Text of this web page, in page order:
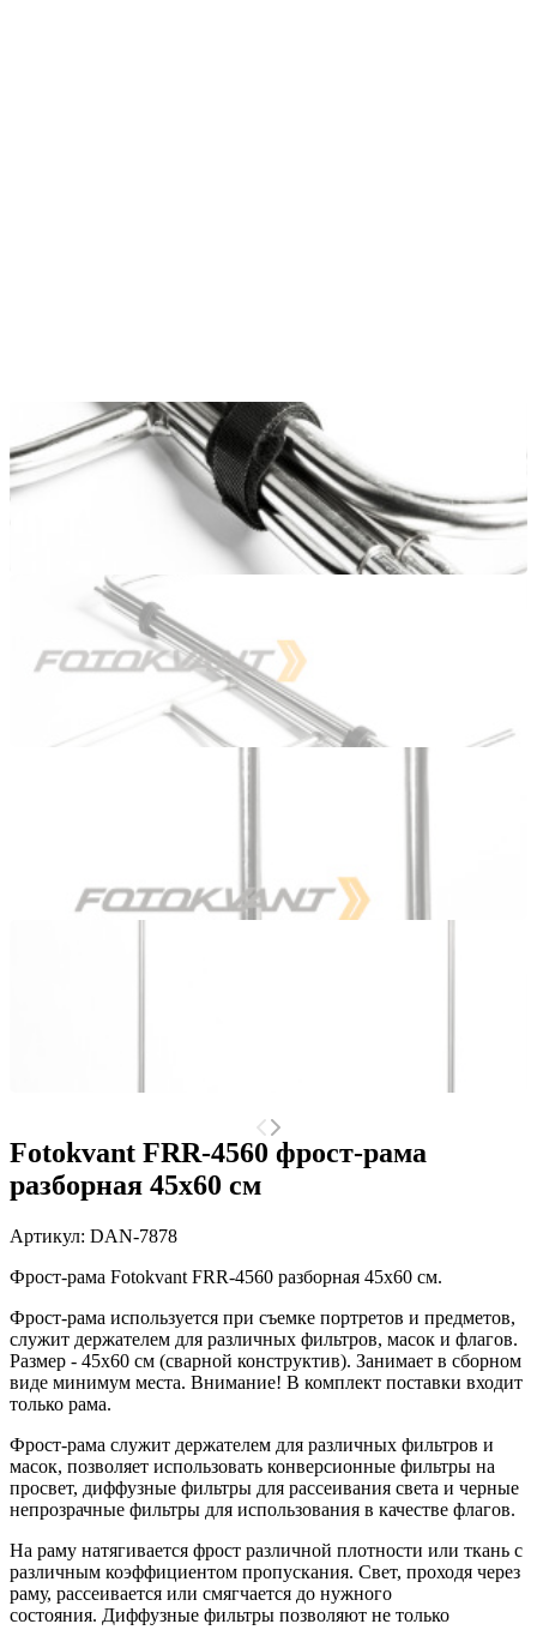
Fotokvant FRR-4560 фрост-рама
разборная 45х60 см
Артикул: DAN-7878
Фрост-рама Fotokvant FRR-4560 разборная 45х60 см.
Фрост-рама используется при съемке портретов и предметов,
служит держателем для различных фильтров, масок и флагов.
Размер - 45х60 см (сварной конструктив). Занимает в сборном
виде минимум места. Внимание! В комплект поставки входит
только рама.
Фрост-рама служит держателем для различных фильтров и
масок, позволяет использовать конверсионные фильтры на
просвет, диффузные фильтры для рассеивания света и черные
непрозрачные фильтры для использования в качестве флагов.
На раму натягивается фрост различной плотности или ткань с
различным коэффициентом пропускания. Cвет, проходя через
раму, рассеивается или смягчается до нужного
состояния. Диффузные фильтры позволяют не только